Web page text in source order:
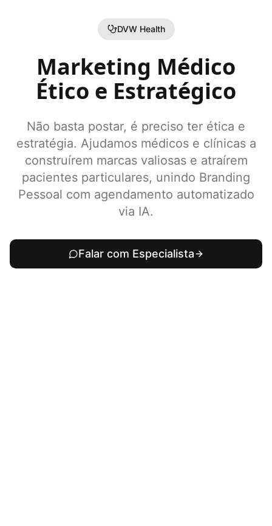
DVW Health
Marketing Médico
Ético e Estratégico
Não basta postar, é preciso ter ética e
estratégia. Ajudamos médicos e clínicas a
construírem marcas valiosas e atraírem
pacientes particulares, unindo Branding
Pessoal com agendamento automatizado
via IA.
Falar com Especialista